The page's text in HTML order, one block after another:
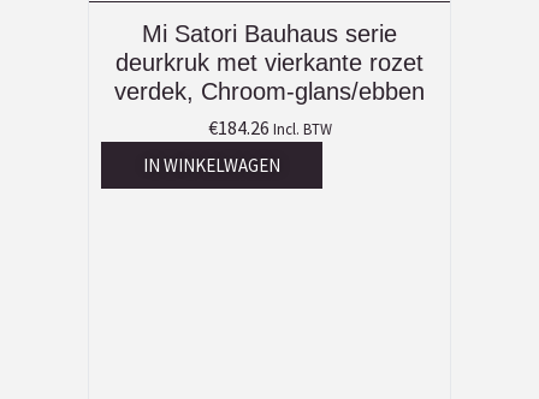
Mi Satori Bauhaus serie
deurkruk met vierkante rozet
verdek, Chroom-glans/ebben
€184.26 Incl. BTW
IN WINKELWAGEN